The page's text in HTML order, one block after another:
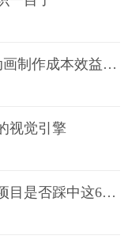
1分钟可能=1条命！安全培训三维动画制作成本效益深度拆解
视觉引擎
三维动画制作常见问题清单：你的项目是否踩中这6大技术雷区？